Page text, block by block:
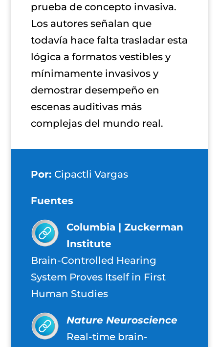
prueba de concepto invasiva.
Los autores señalan que
todavía hace falta trasladar esta
lógica a formatos vestibles y
mínimamente invasivos y
demostrar desempeño en
escenas auditivas más
complejas del mundo real.
Por: Cipactli Vargas
Fuentes
Columbia | Zuckerman
Institute
Brain-Controlled Hearing
System Proves Itself in First
Human Studies
Nature Neuroscience
Real-time brain-